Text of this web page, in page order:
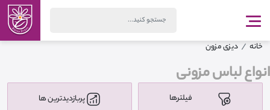
خانه دیزی مزون
انواع لباس مزونی
فیلترها پربازدیدترین ها